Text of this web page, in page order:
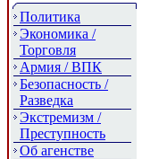
Политика
Экономика /
Торговля
Армия / ВПК
Безопасность /
Разведка
Экстремизм /
Преступность
Об агенстве